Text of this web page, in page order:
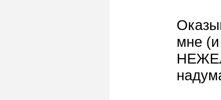
мне